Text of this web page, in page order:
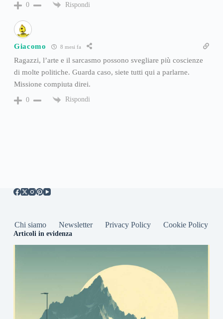
0 Rispondi
Giacomo 8 mesi fa
Ragazzi, l’arte e il sarcasmo possono svegliare più coscienze
di molte politiche. Guarda caso, siete tutti qui a parlarne.
Missione compiuta direi.
0 Rispondi
Chi siamo Newsletter Privacy Policy Cookie Policy
Articoli in evidenza